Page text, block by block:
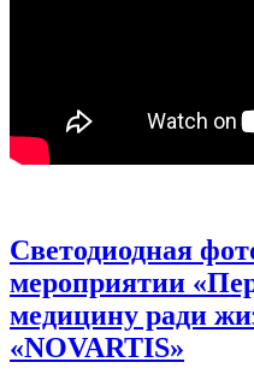
Светодиодная
мероприятии
медицину ради
«NOVARTIS»